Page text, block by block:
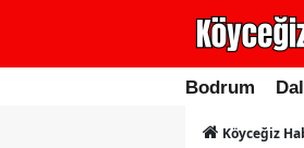
Bodrum
Köyceğiz